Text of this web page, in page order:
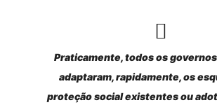
Praticamente, todos os
adaptaram, rapidamente, os
proteção social existentes ou